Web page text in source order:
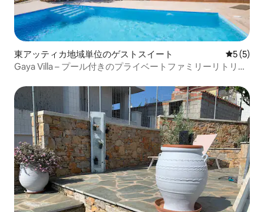
東アッティカ地域単位のゲストスイート レビュー
5 (5)
Gaya Villa – プール付きのプライベートファミリーリトリー